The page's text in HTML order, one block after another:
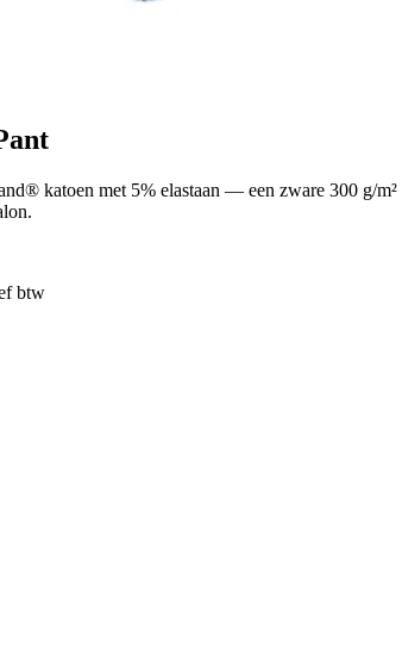
katoen met 5% elastaan — een zware 300 g/
btw